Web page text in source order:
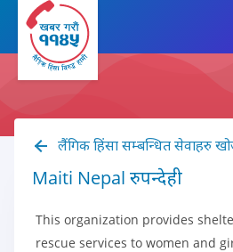
लैंगिक हिंसा सम्बन्धित सेवाहरु
Maiti Nepal रुपन्देही
This organization provides
rescue services to women and